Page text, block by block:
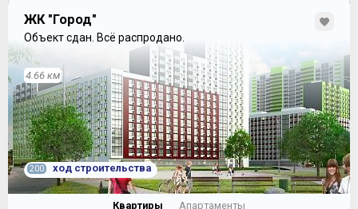
ЖК "Город"
Объект сдан. Всё распродано.
4.66 км
200 ход строительства
Квартиры Апартаменты